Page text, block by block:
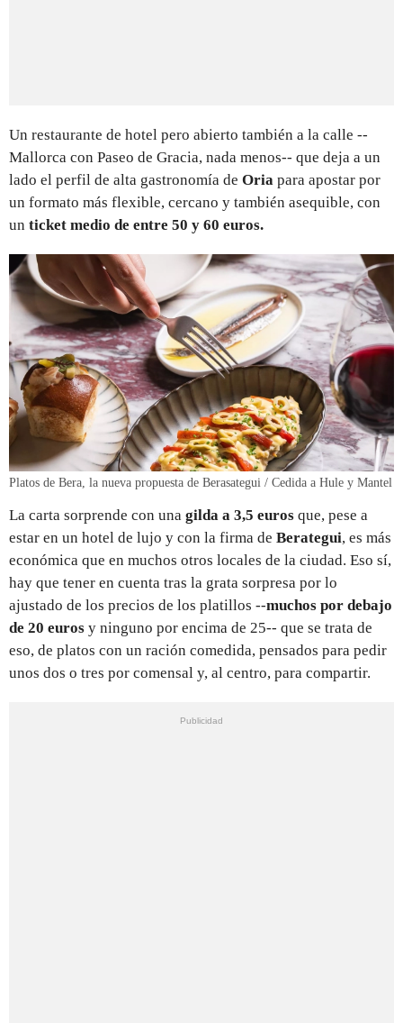
Un restaurante de hotel pero abierto también a la calle --
Mallorca con Paseo de Gracia, nada menos-- que deja a un
lado el perfil de alta gastronomía de Oria para apostar por
un formato más flexible, cercano y también asequible, con
un ticket medio de entre 50 y 60 euros.
Platos de Bera, la nueva propuesta de Berasategui / Cedida a Hule y Mantel
La carta sorprende con una gilda a 3,5 euros que, pese a
estar en un hotel de lujo y con la firma de Berategui, es más
económica que en muchos otros locales de la ciudad. Eso sí,
hay que tener en cuenta tras la grata sorpresa por lo
ajustado de los precios de los platillos --muchos por debajo
de 20 euros y ninguno por encima de 25-- que se trata de
eso, de platos con un ración comedida, pensados para pedir
unos dos o tres por comensal y, al centro, para compartir.